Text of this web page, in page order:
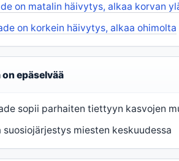
on matalin häivytys, alkaa korvan
on korkein häivytys, alkaa ohimolta
on epäselvää
sopii parhaiten tiettyyn kasvojen
suosiojärjestys miesten keskuudessa